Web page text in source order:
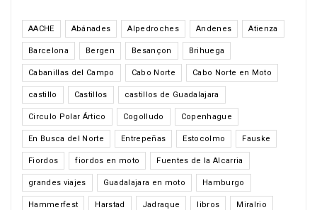
AACHE Abánades Alpedroches Andenes Atienza
Barcelona Bergen Besançon Brihuega
Cabanillas del Campo Cabo Norte Cabo Norte en Moto
castillo Castillos castillos de Guadalajara
Circulo Polar Ártico Cogolludo Copenhague
En Busca del Norte Entrepeñas Estocolmo Fauske
Fiordos fiordos en moto Fuentes de la Alcarria
grandes viajes Guadalajara en moto Hamburgo
Hammerfest Harstad Jadraque libros Miralrio